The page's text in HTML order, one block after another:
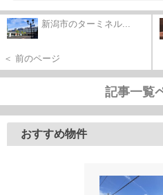
新潟市のターミネル...
＜ 前のページ
記事一覧
おすすめ物件